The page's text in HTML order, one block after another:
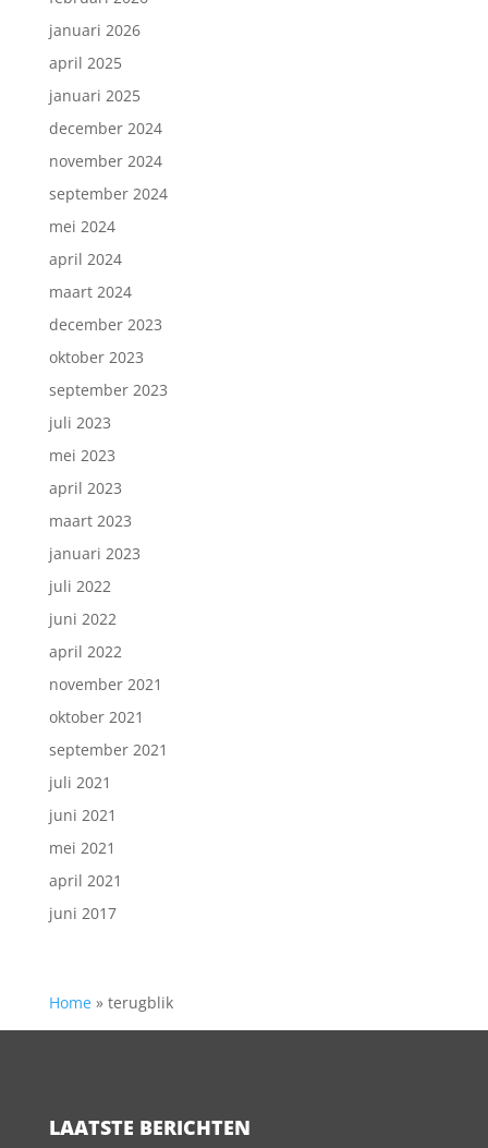
januari 2026
april 2025
januari 2025
december 2024
november 2024
september 2024
mei 2024
april 2024
maart 2024
december 2023
oktober 2023
september 2023
juli 2023
mei 2023
april 2023
maart 2023
januari 2023
juli 2022
juni 2022
april 2022
november 2021
oktober 2021
september 2021
juli 2021
juni 2021
mei 2021
april 2021
juni 2017
Home» terugblik
LAATSTE BERICHTEN